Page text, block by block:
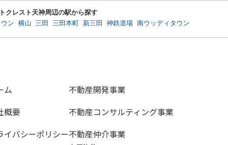
クレスト天神周辺の駅から探す
ン 横山 三田 三田本町 新三田 神鉄道場 南ウッディタウン
ム
概要
イバシーポリシー
不動産開発事業
不動産コンサルティング事業
不動産仲介事業